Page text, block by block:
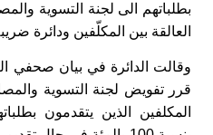
‏بطلباتهم الى لجنة ‏التسوية
العالقة بين المكلّفين ودائرة
وقالت الدائرة في بيان صحفي
قرر تفويض لجنة التسوية
المكلفين الذين يتقدمون